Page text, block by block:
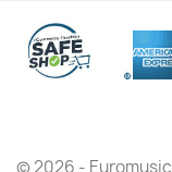
© 2026 -